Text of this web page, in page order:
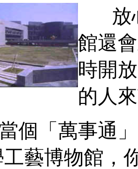
放心
館還
時開
的人
「萬事通」
藝博物館，